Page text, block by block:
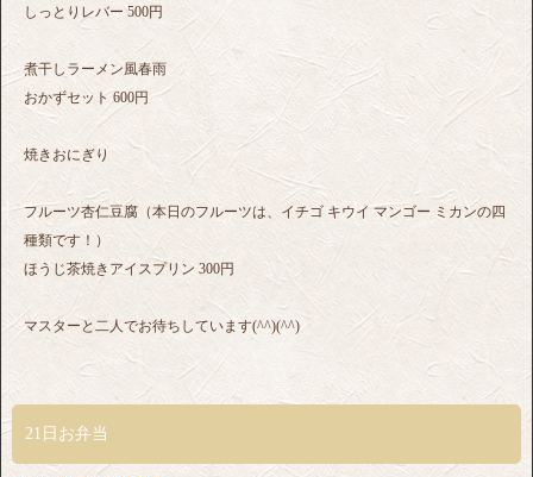
しっとりレバー 500円
煮干しラーメン風春雨
おかずセット 600円
焼きおにぎり
フルーツ杏仁豆腐（本日のフルーツは、イチゴ キウイ マンゴー ミカンの四
種類です！）
ほうじ茶焼きアイスプリン 300円
マスターと二人でお待ちしています(^^)(^^)
21日お弁当